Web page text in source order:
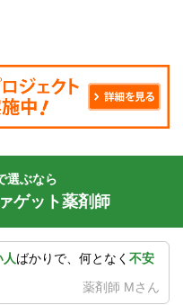
選ぶなら
ゲット薬剤師
人ばかりで、何となく 不安
薬剤師 Mさん